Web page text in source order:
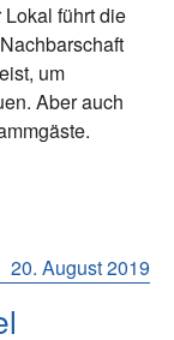
Lokal führt die
um
Aber auch
20. August 2019